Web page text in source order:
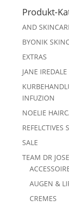
Produkt-
AND
BYONIK
EXTRAS
JANE
INFUZION
NOELIE
REFELCTIVES
SALE
TEAM DR
AUGEN &
CREMES